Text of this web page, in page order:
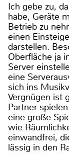
Ich gebe zu,
habe, Geräte
Betrieb zu
einen
darstellen.
Oberfläche ja
Server
eine
sich ins
Vergnügen ist
Partner
eine große
wie
einwandfrei,
lässig in den